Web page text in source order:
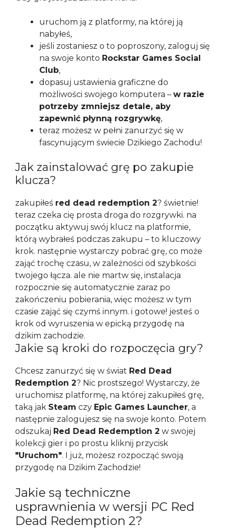
uruchom ją z platformy, na której ją
nabyłeś,
jeśli zostaniesz o to poproszony, zaloguj się
na swoje konto Rockstar Games Social
Club,
dopasuj ustawienia graficzne do
możliwości swojego komputera – w razie
potrzeby zmniejsz detale, aby
zapewnić płynną rozgrywkę,
teraz możesz w pełni zanurzyć się w
fascynującym świecie Dzikiego Zachodu!
Jak zainstalować grę po zakupie
klucza?
zakupiłeś red dead redemption 2? świetnie!
teraz czeka cię prosta droga do rozgrywki. na
początku aktywuj swój klucz na platformie,
którą wybrałeś podczas zakupu – to kluczowy
krok. następnie wystarczy pobrać grę, co może
zająć trochę czasu, w zależności od szybkości
twojego łącza. ale nie martw się, instalacja
rozpocznie się automatycznie zaraz po
zakończeniu pobierania, więc możesz w tym
czasie zająć się czymś innym. i gotowe! jesteś o
krok od wyruszenia w epicką przygodę na
dzikim zachodzie.
Jakie są kroki do rozpoczęcia gry?
Chcesz zanurzyć się w świat Red Dead
Redemption 2? Nic prostszego! Wystarczy, że
uruchomisz platformę, na której zakupiłeś grę,
taką jak Steam czy Epic Games Launcher, a
następnie zalogujesz się na swoje konto. Potem
odszukaj Red Dead Redemption 2 w swojej
kolekcji gier i po prostu kliknij przycisk
"Uruchom". I już, możesz rozpocząć swoją
przygodę na Dzikim Zachodzie!
Jakie są techniczne
usprawnienia w wersji PC Red
Dead Redemption 2?